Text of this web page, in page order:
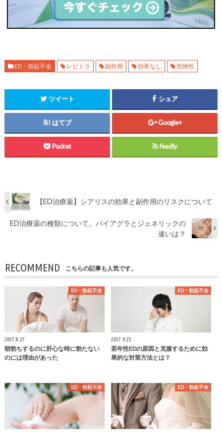
ED・勃起不全 レビトラ 副作用 効果なし 危険性
ツイート シェア
はてブ Google+
Pocket feedly
【ED治療薬】シアリスの効果と副作用のリスクについて
ED治療薬の種類について。バイアグラとジェネリックの
違いは？
RECOMMEND こちらの記事も人気です。
ED・勃起不全
2017.8.27
朝勃ちするのに肝心な時に勃たない
のには理由があった
ED・勃起不全
2017.9.25
若年性EDの原因と克服するために効
果的な対策方法とは？
ED・勃起不全 ED・勃起不全